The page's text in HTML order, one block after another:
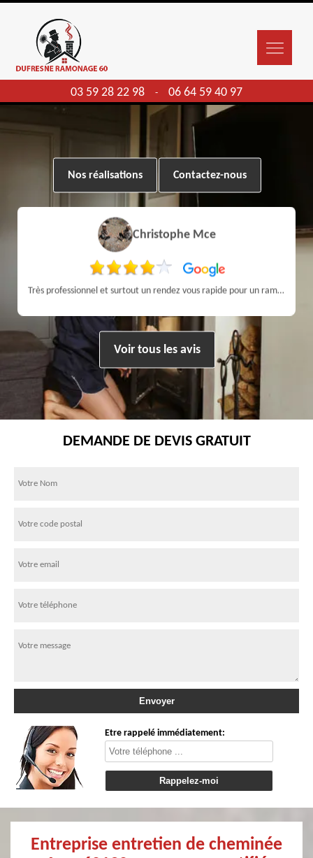
03 59 28 22 98 - 06 64 59 40 97
Nos réalisations Contactez-nous
Christophe Mce
Très professionnel et surtout un rendez vous rapide pour un ramonage efficace
Voir tous les avis
DEMANDE DE DEVIS GRATUIT
Etre rappelé immédiatement:
Entreprise entretien de cheminée